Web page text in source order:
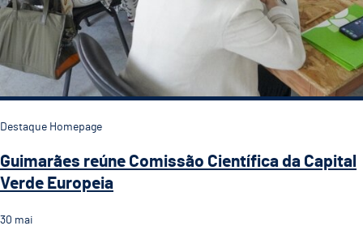
Destaque Homepage
Guimarães reúne Comissão Científica da Capital
Verde Europeia
30 mai